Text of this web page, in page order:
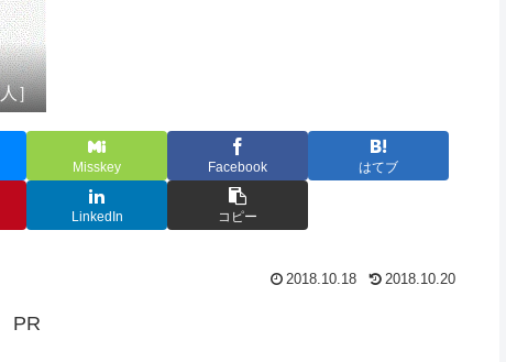
］
Misskey Facebook はてブ
LinkedIn コピー
2018.10.18 2018.10.20
PR